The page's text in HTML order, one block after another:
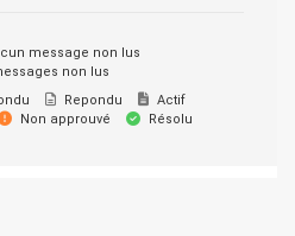
message non lus
non lus
Repondu
Actif
Non approuvé
Résolu